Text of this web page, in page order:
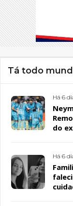
Tá todo
Há 6
do
Há 6